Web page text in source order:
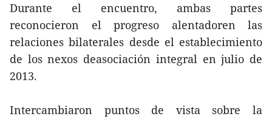
Durante el encuentro, ambas partes
reconocieron el progreso alentadoren las
relaciones bilaterales desde el establecimiento
de los nexos deasociación integral en julio de
2013.
Intercambiaron puntos de vista sobre la